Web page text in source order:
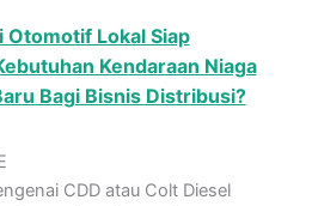
Otomotif Lokal Siap
Kendaraan Niaga
Bagi Bisnis Distribusi?
CDD atau Colt Diesel